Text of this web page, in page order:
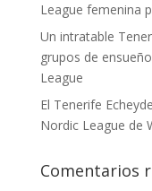
League femenina
Un intratable
grupos de
League
El Tenerife
Nordic League de
Comentarios